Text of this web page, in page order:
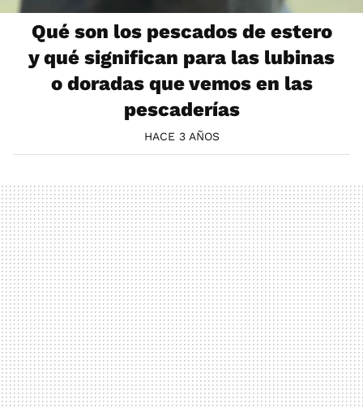
Qué son los pescados de estero
y qué significan para las lubinas
o doradas que vemos en las
pescaderías
HACE 3 AÑOS